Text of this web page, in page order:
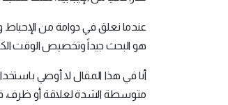
عندما نعلق في دوامة من الإحباط
هو البحث جيداً وتخصيص الوقت
أنا في هذا المقال لا أوصي
متوسطة الشدة لعلاقة أو ظرف،